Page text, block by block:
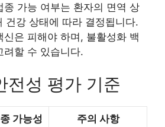
종 가능 여부는 환자의 면역 상
건강 상태에 따라 결정됩니다.
은 피해야 하며, 불활성화 백
려할 수 있습니다.
전성 평가 기준
가능성 주의 사항